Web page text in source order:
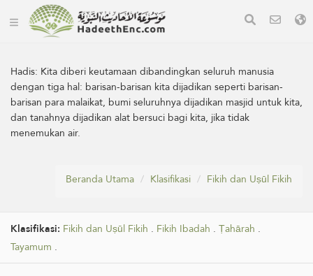
Hadis: Kita diberi keutamaan dibandingkan seluruh manusia
dengan tiga hal: barisan-barisan kita dijadikan seperti barisan-
barisan para malaikat, bumi seluruhnya dijadikan masjid untuk kita,
dan tanahnya dijadikan alat bersuci bagi kita, jika tidak
menemukan air.
Beranda Utama Klasifikasi Fikih dan Uṣūl Fikih
Klasifikasi: Fikih dan Uṣūl Fikih . Fikih Ibadah . Ṭahārah .
Tayamum .